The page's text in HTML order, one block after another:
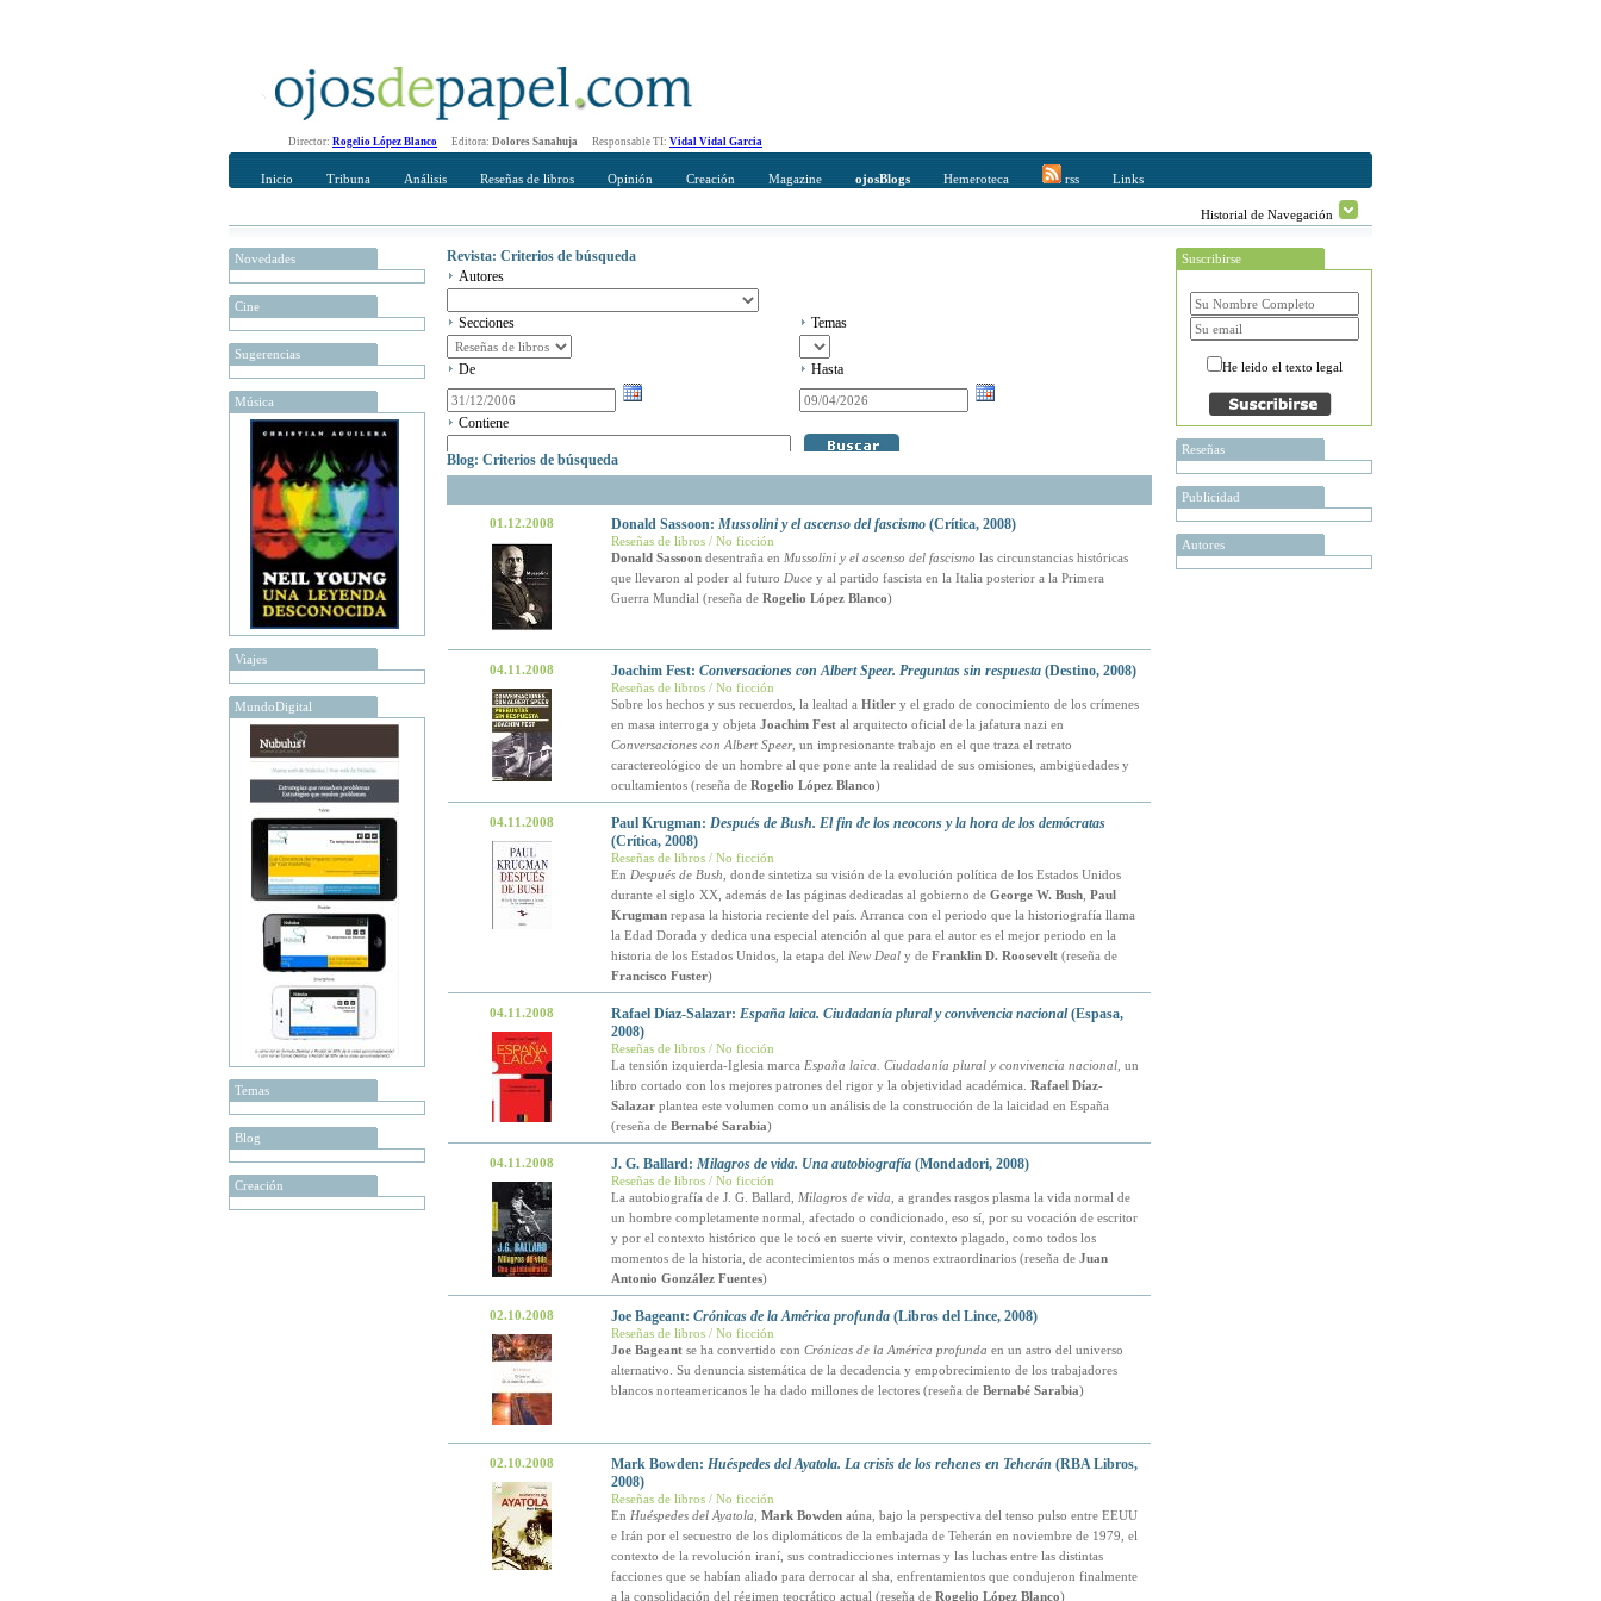
Director: Rogelio López Blanco Editora: Dolores Sanahuja Responsable TI: Vidal Vidal Garcia
Inicio Tribuna Análisis Reseñas de libros Opinión Creación Magazine ojosBlogs Hemeroteca rss Links
Historial de Navegación
Novedades
Cine
Sugerencias
Música
Viajes
MundoDigital
Temas
Blog
Creación
Revista: Criterios de búsqueda
Autores
Secciones Temas
De Hasta
Contiene
Blog: Criterios de búsqueda
01.12.2008 Donald Sassoon: Mussolini y el ascenso del fascismo(Crítica, 2008)
Reseñas de libros / No ficción
Donald Sassoondesentraña en Mussolini y el ascenso del fascismo las circunstancias históricas
que llevaron al poder al futuro Ducey al partido fascista en la Italia posterior a la Primera
Guerra Mundial (reseña de Rogelio López Blanco)
04.11.2008 Joachim Fest: Conversaciones con Albert Speer. Preguntas sin respuesta(Destino, 2008)
Reseñas de libros / No ficción
Sobre los hechos y sus recuerdos, la lealtad a Hitlery el grado de conocimiento de los crímenes
en masa interroga y objeta Joachim Festal arquitecto oficial de la jafatura nazi en
Conversaciones con Albert Speer, un impresionante trabajo en el que traza el retrato
caractereológico de un hombre al que pone ante la realidad de sus omisiones, ambigüedades y
ocultamientos (reseña de Rogelio López Blanco)
04.11.2008 Paul Krugman: Después de Bush. El fin de los neocons y la hora de los demócratas
(Crítica, 2008)
Reseñas de libros / No ficción
En Después de Bush , donde sintetiza su visión de la evolución política de los Estados Unidos
durante el siglo XX, además de las páginas dedicadas al gobierno de George W. Bush, Paul
Krugmanrepasa la historia reciente del país. Arranca con el periodo que la historiografía llama
la Edad Dorada y dedica una especial atención al que para el autor es el mejor periodo en la
historia de los Estados Unidos, la etapa del New Dealy de Franklin D. Roosevelt(reseña de
Francisco Fuster)
04.11.2008 Rafael Díaz-Salazar: España laica. Ciudadanía plural y convivencia nacional(Espasa,
2008)
Reseñas de libros / No ficción
La tensión izquierda-Iglesia marca España laica. Ciudadanía plural y convivencia nacional, un
libro cortado con los mejores patrones del rigor y la objetividad académica. Rafael Díaz-
Salazarplantea este volumen como un análisis de la construcción de la laicidad en España
(reseña de Bernabé Sarabia)
04.11.2008 J. G. Ballard: Milagros de vida. Una autobiografía(Mondadori, 2008)
Reseñas de libros / No ficción
La autobiografía de J. G. Ballard,
Milagros de vida , a grandes rasgos plasma la vida normal de
un hombre completamente normal, afectado o condicionado, eso sí, por su vocación de escritor
y por el contexto histórico que le tocó en suerte vivir, contexto plagado, como todos los
momentos de la historia, de acontecimientos más o menos extraordinarios (reseña de Juan
Antonio González Fuentes)
02.10.2008 Joe Bageant: Crónicas de la América profunda(Libros del Lince, 2008)
Reseñas de libros / No ficción
Joe Bageantse ha convertido con Crónicas de la América profunda en un astro del universo
alternativo. Su denuncia sistemática de la decadencia y empobrecimiento de los trabajadores
blancos norteamericanos le ha dado millones de lectores (reseña de Bernabé Sarabia)
02.10.2008 Mark Bowden: Huéspedes del Ayatola. La crisis de los rehenes en Teherán (RBA Libros,
2008)
Reseñas de libros / No ficción
En Huéspedes del Ayatola Mark Bowdenaúna, bajo la perspectiva del tenso pulso entre EEUU
e Irán por el secuestro de los diplomáticos de la embajada de Teherán en noviembre de 1979, el
contexto de la revolución iraní, sus contradicciones internas y las luchas entre las distintas
facciones que se habían aliado para derrocar al sha, enfrentamientos que condujeron finalmente
a la consolidación del régimen teocrático actual (reseña de Rogelio López Blanco)
Suscribirse
He leido el texto legal
Reseñas
Publicidad
Autores